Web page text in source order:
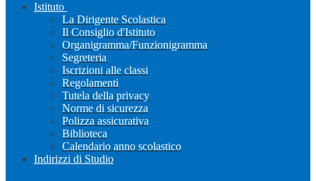
Istituto
La Dirigente Scolastica
Il Consiglio d'Istituto
Organigramma/Funzionigramma
Segreteria
Iscrizioni alle classi
Regolamenti
Tutela della privacy
Norme di sicurezza
Polizza assicurativa
Biblioteca
Calendario anno scolastico
Indirizzi di Studio